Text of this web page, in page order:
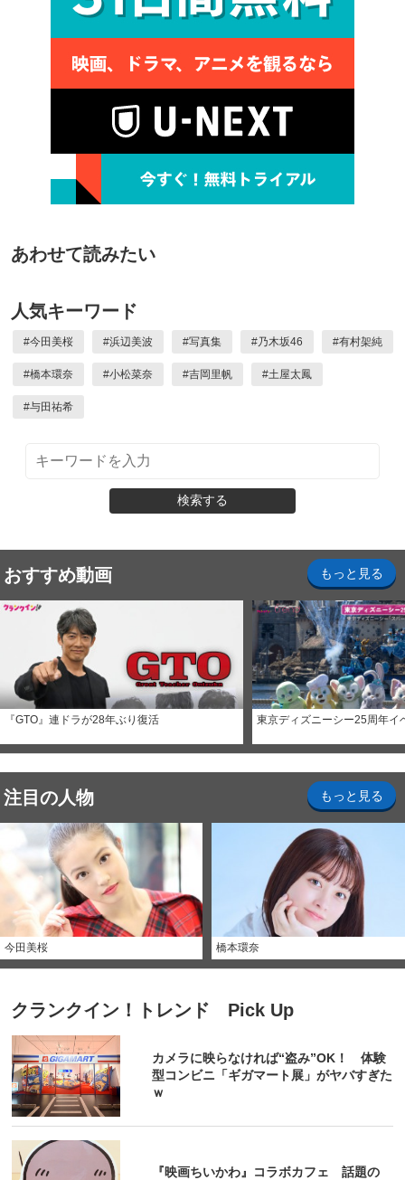
あわせて読みたい
人気キーワード
#今田美桜 #浜辺美波 #写真集 #乃木坂46 #有村架純
#橋本環奈 #小松菜奈 #吉岡里帆 #土屋太鳳
#与田祐希
検索する
おすすめ動画 もっと見る
『GTO』連ドラが28年ぶり復活 東京ディズニーシー25周年イ
注目の人物 もっと見る
今田美桜 橋本環奈
クランクイン！トレンド Pick Up
カメラに映らなければ“盗み”OK！ 体験
型コンビニ「ギガマート展」がヤバすぎた
ｗ
『映画ちいかわ』コラボカフェ 話題の